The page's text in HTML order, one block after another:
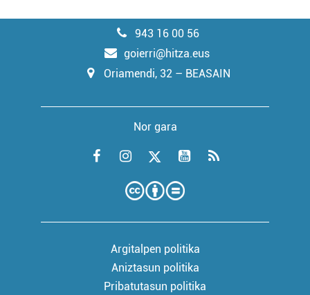
943 16 00 56
goierri@hitza.eus
Oriamendi, 32 – BEASAIN
Nor gara
Argitalpen politika
Aniztasun politika
Pribatutasun politika